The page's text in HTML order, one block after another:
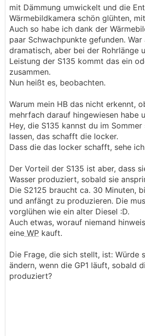
mit Dämmung umwickelt und die
Wärmebildkamera schön glühten,
Auch so habe ich dank der
paar Schwachpunkte gefunden. War
dramatisch, aber bei der Rohrlänge
Leistung der S135 kommt das ein
zusammen.
Nun heißt es, beobachten.
Warum mein HB das nicht erkennt,
mehrfach darauf hingewiesen habe
Hey, die S135 kannst du im
lassen, das schafft die locker.
Dass die das locker schafft, sehe
Der Vorteil der S135 ist aber, dass
Wasser produziert, sobald sie
Die S2125 braucht ca. 30 Minuten,
und anfängt zu produzieren. Die
vorglühen wie ein alter Diesel :D.
Auch etwas, worauf niemand
eine WP kauft.
Die Frage, die sich stellt, ist: Würde
ändern, wenn die GP1 läuft, sobald
produziert?